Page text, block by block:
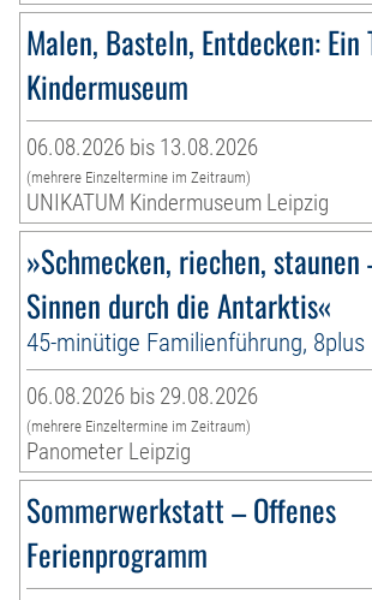
Malen, Basteln, Entdecken: Ein
Kindermuseum
06.08.2026 bis 13.08.2026
(mehrere Einzeltermine im Zeitraum)
UNIKATUM Kindermuseum Leipzig
»Schmecken, riechen,
Sinnen durch die Antarktis«
45-minütige Familienführung, 8plus
06.08.2026 bis 29.08.2026
(mehrere Einzeltermine im Zeitraum)
Panometer Leipzig
Sommerwerkstatt – Offenes
Ferienprogramm